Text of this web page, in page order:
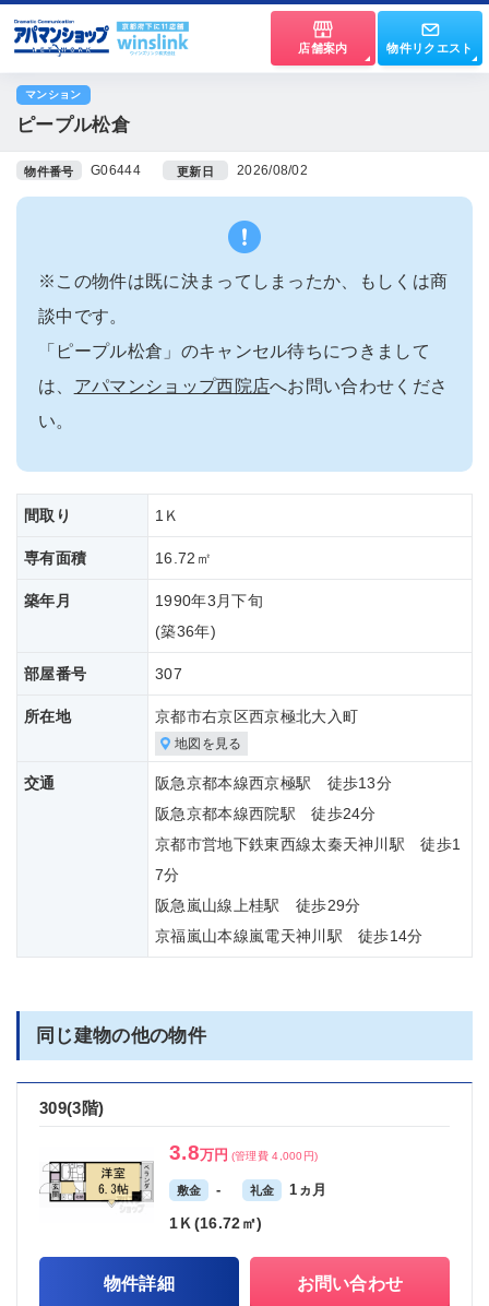
店舗案内 物件リクエスト
マンション
ピープル松倉
物件番号 G06444 更新日 2026/08/02
※この物件は既に決まってしまったか、もしくは商
談中です。
「ピープル松倉」のキャンセル待ちにつきまして
は、 アパマンショップ西院店へお問い合わせくださ
い。
間取り 1Ｋ
専有面積 16.72㎡
築年月
1990年3月下旬
(築36年)
部屋番号 307
所在地 京都市右京区西京極北大入町
地図を見る
交通
阪急京都本線西京極駅 徒歩13分
阪急京都本線西院駅 徒歩24分
京都市営地下鉄東西線太秦天神川駅 徒歩1
7分
阪急嵐山線上桂駅 徒歩29分
京福嵐山本線嵐電天神川駅 徒歩14分
同じ建物の他の物件
309(3階)
3.8万円 (管理費 4,000円)
敷金 - 礼金 1ヵ月
1Ｋ(16.72㎡)
物件詳細 お問い合わせ